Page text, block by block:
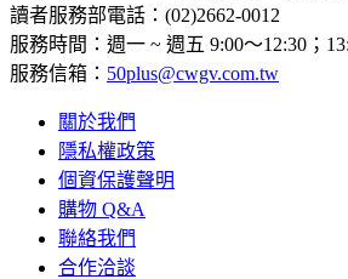
讀者服務部電話：(02)2662-0012
服務時間：週一 ~ 週五 9:00～12:30；
服務信箱： 50plus@cwgv.com.tw
關於我們
隱私權政策
個資保護聲明
購物 Q&A
聯絡我們
合作洽談